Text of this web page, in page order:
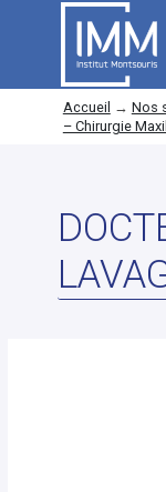
Accueil → Nos
– Chirurgie